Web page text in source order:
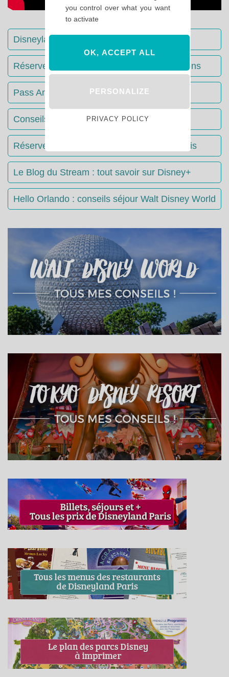
Disneyland Paris : Le guide complet
Réserver votre séjour : toutes les informations
Pass Annuels Disney : informations
Conseils & Astuces Disneyland Paris
Réserver votre restaurant à Disneyland Paris
Le Blog du Stream : tout savoir sur Disney+
Hello Orlando : conseils séjour Walt Disney World
you control over what you want
to activate
OK, ACCEPT ALL
PERSONALIZE
PRIVACY POLICY